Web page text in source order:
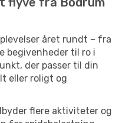
året rundt – fra
begivenheder til ro i
der passer til din
eller roligt og
flere aktiviteter og